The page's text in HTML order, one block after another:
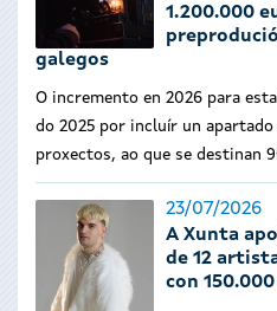
1.200.000
galegos
O incremento en 2026 para
do 2025 por incluír un
proxectos, ao que se destinan
23/07/2026
A Xunta
de 12
con